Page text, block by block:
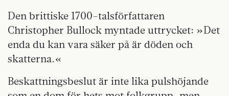
Den brittiske 1700-talsförfattaren
Christopher Bullock myntade uttrycket: »Det
enda du kan vara säker på är döden och
skatterna.«
Beskattningsbeslut är inte lika pulshöjande